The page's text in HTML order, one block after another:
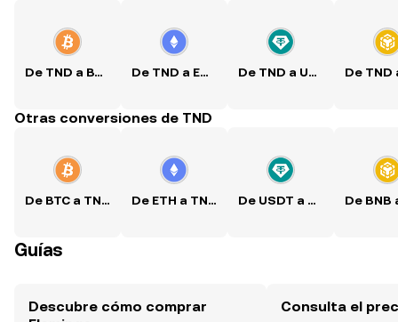
De TND a BTC De TND a ETH De TND a USDT
Otras conversiones de TND
De BTC a TND De ETH a TND De USDT a TND
Guías
Descubre cómo comprar
Consulta el